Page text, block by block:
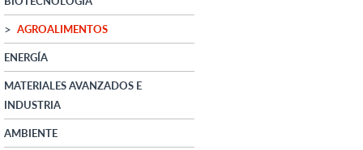
AGROALIMENTOS
ENERGÍA
MATERIALES AVANZADOS E
INDUSTRIA
AMBIENTE